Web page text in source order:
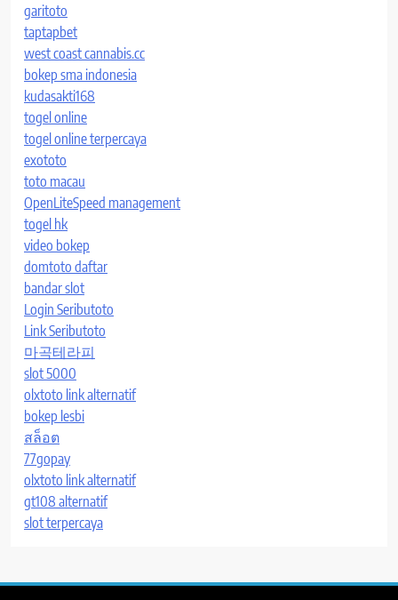
garitoto
taptapbet
west coast cannabis.cc
bokep sma indonesia
kudasakti168
togel online
togel online terpercaya
exototo
toto macau
OpenLiteSpeed management
togel hk
video bokep
domtoto daftar
bandar slot
Login Seributoto
Link Seributoto
마곡테라피
slot 5000
olxtoto link alternatif
bokep lesbi
สล็อต
77gopay
olxtoto link alternatif
gt108 alternatif
slot terpercaya